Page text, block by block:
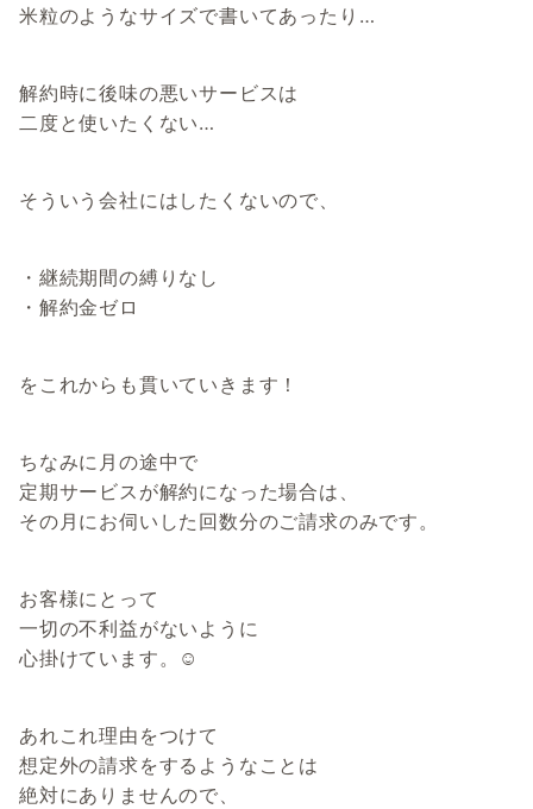
米粒のようなサイズで書いてあったり…
解約時に後味の悪いサービスは
二度と使いたくない…
そういう会社にはしたくないので、
・継続期間の縛りなし
・解約金ゼロ
をこれからも貫いていきます！
ちなみに月の途中で
定期サービスが解約になった場合は、
その月にお伺いした回数分のご請求のみです。
お客様にとって
一切の不利益がないように
心掛けています。☺️
あれこれ理由をつけて
想定外の請求をするようなことは
絶対にありませんので、